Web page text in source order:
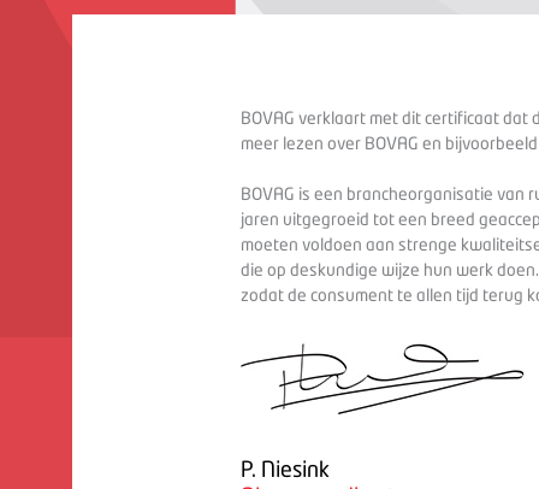
BOVAG verklaart met dit certificaat dat
meer lezen over BOVAG en
BOVAG is een brancheorganisatie van
jaren uitgegroeid tot een breed
moeten voldoen aan strenge
die op deskundige wijze hun werk
zodat de consument te allen tijd terug
P. Niesink